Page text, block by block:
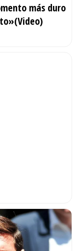
más duro